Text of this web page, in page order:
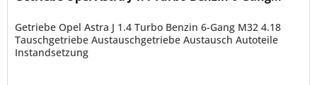
Getriebe Opel Astra J 1.4 Turbo Benzin 6-Gang M32 4.18
Tauschgetriebe Austauschgetriebe Austausch Autoteile
Instandsetzung